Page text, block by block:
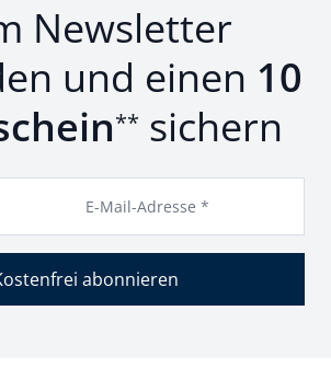
Newsletter
und einen 10
** sichern
E-Mail-Adresse *
abonnieren